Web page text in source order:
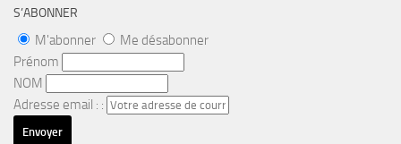
S’ABONNER
M'abonner
Me désabonner
Prénom
NOM
Adresse email : :